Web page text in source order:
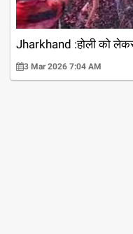
Jharkhand :होली को
3 Mar 2026 7:04 AM